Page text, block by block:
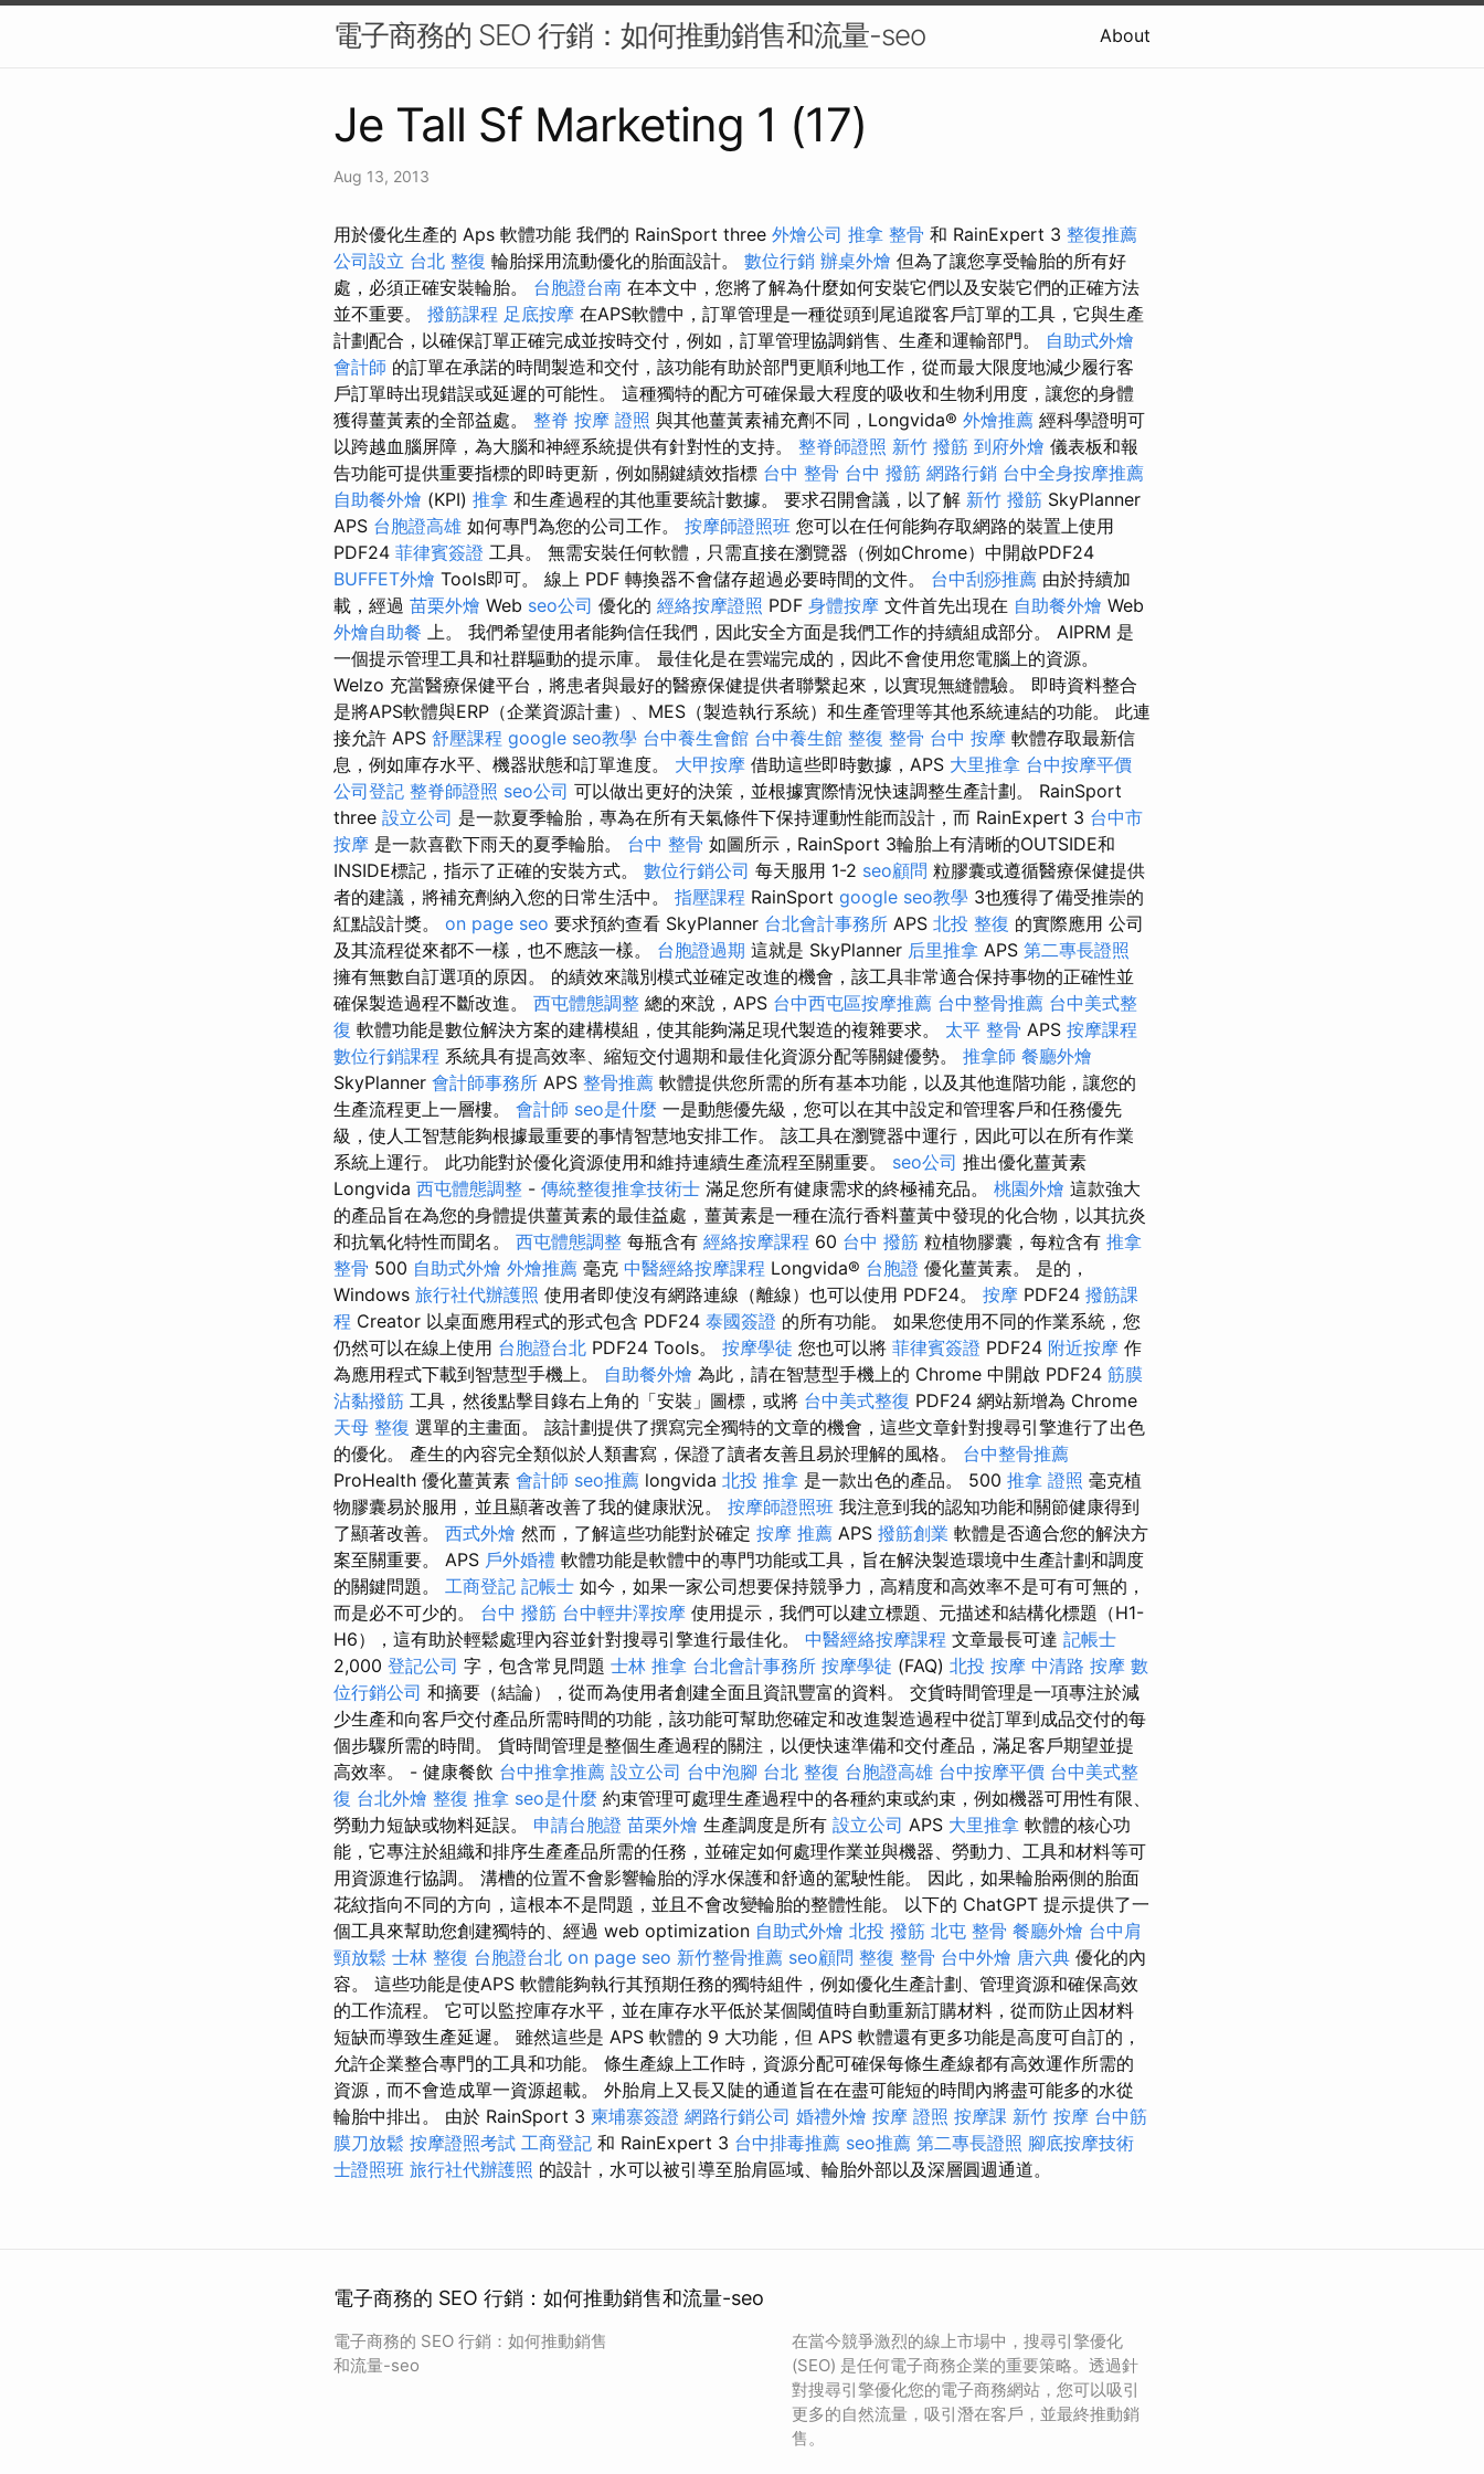
電子商務的 SEO 行銷：如何推動銷售和流量-seo About
Je Tall Sf Marketing 1 (17)
Aug 13, 2013
用於優化生產的 Aps 軟體功能 我們的 RainSport three 外燴公司 推拿 整骨 和 RainExpert 3 整復推薦
公司設立 台北 整復 輪胎採用流動優化的胎面設計。 數位行銷 辦桌外燴 但為了讓您享受輪胎的所有好
處，必須正確安裝輪胎。 台胞證台南 在本文中，您將了解為什麼如何安裝它們以及安裝它們的正確方法
並不重要。 撥筋課程 足底按摩 在APS軟體中，訂單管理是一種從頭到尾追蹤客戶訂單的工具，它與生產
計劃配合，以確保訂單正確完成並按時交付，例如，訂單管理協調銷售、生產和運輸部門。 自助式外燴
會計師 的訂單在承諾的時間製造和交付，該功能有助於部門更順利地工作，從而最大限度地減少履行客
戶訂單時出現錯誤或延遲的可能性。 這種獨特的配方可確保最大程度的吸收和生物利用度，讓您的身體
獲得薑黃素的全部益處。 整脊 按摩 證照 與其他薑黃素補充劑不同，Longvida® 外燴推薦 經科學證明可
以跨越血腦屏障，為大腦和神經系統提供有針對性的支持。 整脊師證照 新竹 撥筋 到府外燴 儀表板和報
告功能可提供重要指標的即時更新，例如關鍵績效指標 台中 整骨 台中 撥筋 網路行銷 台中全身按摩推薦
自助餐外燴 (KPI) 推拿 和生產過程的其他重要統計數據。 要求召開會議，以了解 新竹 撥筋 SkyPlanner
APS 台胞證高雄 如何專門為您的公司工作。 按摩師證照班 您可以在任何能夠存取網路的裝置上使用
PDF24 菲律賓簽證 工具。 無需安裝任何軟體，只需直接在瀏覽器（例如​​Chrome）中開啟PDF24
BUFFET外燴 Tools即可。 線上 PDF 轉換器不會儲存超過必要時間的文件。 台中刮痧推薦 由於持續加
載，經過 苗栗外燴 Web seo公司 優化的 經絡按摩證照 PDF 身體按摩 文件首先出現在 自助餐外燴 Web
外燴自助餐 上。 我們希望使用者能夠信任我們，因此安全方面是我們工作的持續組成部分。 AIPRM 是
一個提示管理工具和社群驅動的提示庫。 最佳化是在雲端完成的，因此不會使用您電腦上的資源。
Welzo 充當醫療保健平台，將患者與最好的醫療保健提供者聯繫起來，以實現無縫體驗。 即時資料整合
是將APS軟體與ERP（企業資源計畫）、MES（製造執行系統）和生產管理等其他系統連結的功能。 此連
接允許 APS 舒壓課程 google seo教學 台中養生會館 台中養生館 整復 整骨 台中 按摩 軟體存取最新信
息，例如庫存水平、機器狀態和訂單進度。 大甲按摩 借助這些即時數據，APS 大里推拿 台中按摩平價
公司登記 整脊師證照 seo公司 可以做出更好的決策，並根據實際情況快速調整生產計劃。 RainSport
three 設立公司 是一款夏季輪胎，專為在所有天氣條件下保持運動性能而設計，而 RainExpert 3 台中市
按摩 是一款喜歡下雨天的夏季輪胎。 台中 整骨 如圖所示，RainSport 3輪胎上有清晰的OUTSIDE和
INSIDE標記，指示了正確的安裝方式。 數位行銷公司 每天服用 1-2 seo顧問 粒膠囊或遵循醫療保健提供
者的建議，將補充劑納入您的日常生活中。 指壓課程 RainSport google seo教學 3也獲得了備受推崇的
紅點設計獎。 on page seo 要求預約查看 SkyPlanner 台北會計事務所 APS 北投 整復 的實際應用 公司
及其流程從來都不一樣，也不應該一樣。 台胞證過期 這就是 SkyPlanner 后里推拿 APS 第二專長證照
擁有無數自訂選項的原因。 的績效來識別模式並確定改進的機會，該工具非常適合保持事物的正確性並
確保製造過程不斷改進。 西屯體態調整 總的來說，APS 台中西屯區按摩推薦 台中整骨推薦 台中美式整
復 軟體功能是數位解決方案的建構模組，使其能夠滿足現代製造的複雜要求。 太平 整骨 APS 按摩課程
數位行銷課程 系統具有提高效率、縮短交付週期和最佳化資源分配等關鍵優勢。 推拿師 餐廳外燴
SkyPlanner 會計師事務所 APS 整骨推薦 軟體提供您所需的所有基本功能，以及其他進階功能，讓您的
生產流程更上一層樓。 會計師 seo是什麼 一是動態優先級，您可以在其中設定和管理客戶和任務優先
級，使人工智慧能夠根據最重要的事情智慧地安排工作。 該工具在瀏覽器中運行，因此可以在所有作業
系統上運行。 此功能對於優化資源使用和維持連續生產流程至關重要。 seo公司 推出優化薑黃素
Longvida 西屯體態調整 - 傳統整復推拿技術士 滿足您所有健康需求的終極補充品。 桃園外燴 這款強大
的產品旨在為您的身體提供薑黃素的最佳益處，薑黃素是一種在流行香料薑黃中發現的化合物，以其抗炎
和抗氧化特性而聞名。 西屯體態調整 每瓶含有 經絡按摩課程 60 台中 撥筋 粒植物膠囊，每粒含有 推拿
整骨 500 自助式外燴 外燴推薦 毫克 中醫經絡按摩課程 Longvida® 台胞證 優化薑黃素。 是的，
Windows 旅行社代辦護照 使用者即使沒有網路連線（離線）也可以使用 PDF24。 按摩 PDF24 撥筋課
程 Creator 以桌面應用程式的形式包含 PDF24 泰國簽證 的所有功能。 如果您使用不同的作業系統，您
仍然可以在線上使用 台胞證台北 PDF24 Tools。 按摩學徒 您也可以將 菲律賓簽證 PDF24 附近按摩 作
為應用程式下載到智慧型手機上。 自助餐外燴 為此，請在智慧型手機上的 Chrome 中開啟 PDF24 筋膜
沾黏撥筋 工具，然後點擊目錄右上角的「安裝」圖標，或將 台中美式整復 PDF24 網站新增為 Chrome
天母 整復 選單的主畫面。 該計劃提供了撰寫完全獨特的文章的機會，這些文章針對搜尋引擎進行了出色
的優化。 產生的內容完全類似於人類書寫，保證了讀者友善且易於理解的風格。 台中整骨推薦
ProHealth 優化薑黃素 會計師 seo推薦 longvida 北投 推拿 是一款出色的產品。 500 推拿 證照 毫克植
物膠囊易於服用，並且顯著改善了我的健康狀況。 按摩師證照班 我注意到我的認知功能和關節健康得到
了顯著改善。 西式外燴 然而，了解這些功能對於確定 按摩 推薦 APS 撥筋創業 軟體是否適合您的解決方
案至關重要。 APS 戶外婚禮 軟體功能是軟體中的專門功能或工具，旨在解決製造環境中生產計劃和調度
的關鍵問題。 工商登記 記帳士 如今，如果一家公司想要保持競爭力，高精度和高效率不是可有可無的，
而是必不可少的。 台中 撥筋 台中輕井澤按摩 使用提示，我們可以建立標題、元描述和結構化標題（H1-
H6），這有助於輕鬆處理內容並針對搜尋引擎進行最佳化。 中醫經絡按摩課程 文章最長可達 記帳士
2,000 登記公司 字，包含常見問題 士林 推拿 台北會計事務所 按摩學徒 (FAQ) 北投 按摩 中清路 按摩 數
位行銷公司 和摘要（結論），從而為使用者創建全面且資訊豐富的資料。 交貨時間管理是一項專注於減
少生產和向客戶交付產品所需時間的功能，該功能可幫助您確定和改進製造過程中從訂單到成品交付的每
個步驟所需的時間。 貨時間管理是整個生產過程的關注，以便快速準備和交付產品，滿足客戶期望並提
高效率。 - 健康餐飲 台中推拿推薦 設立公司 台中泡腳 台北 整復 台胞證高雄 台中按摩平價 台中美式整
復 台北外燴 整復 推拿 seo是什麼 約束管理可處理生產過程中的各種約束或約束，例如機器可用性有限、
勞動力短缺或物料延誤。 申請台胞證 苗栗外燴 生產調度是所有 設立公司 APS 大里推拿 軟體的核心功
能，它專注於組織和排序生產產品所需的任務，並確定如何處理作業並與機器、勞動力、工具和材料等可
用資源進行協調。 溝槽的位置不會影響輪胎的浮水保護和舒適的駕駛性能。 因此，如果輪胎兩側的胎面
花紋指向不同的方向，這根本不是問題，並且不會改變輪胎的整體性能。 以下的 ChatGPT 提示提供了一
個工具來幫助您創建獨特的、經過 web optimization 自助式外燴 北投 撥筋 北屯 整骨 餐廳外燴 台中肩
頸放鬆 士林 整復 台胞證台北 on page seo 新竹整骨推薦 seo顧問 整復 整骨 台中外燴 唐六典 優化的內
容。 這些功能是使APS 軟體能夠執行其預期任務的獨特組件，例如優化生產計劃、管理資源和確保高效
的工作流程。 它可以監控庫存水平，並在庫存水平低於某個閾值時自動重新訂購材料，從而防止因材料
短缺而導致生產延遲。 雖然這些是 APS 軟體的 9 大功能，但 APS 軟體還有更多功能是高度可自訂的，
允許企業整合專門的工具和功能。 條生產線上工作時，資源分配可確保每條生產線都有高效運作所需的
資源，而不會造成單一資源超載。 外胎肩上又長又陡的通道旨在在盡可能短的時間內將盡可能多的水從
輪胎中排出。 由於 RainSport 3 柬埔寨簽證 網路行銷公司 婚禮外燴 按摩 證照 按摩課 新竹 按摩 台中筋
膜刀放鬆 按摩證照考試 工商登記 和 RainExpert 3 台中排毒推薦 seo推薦 第二專長證照 腳底按摩技術
士證照班 旅行社代辦護照 的設計，水可以被引導至胎肩區域、輪胎外部以及深層圓週通道。
電子商務的 SEO 行銷：如何推動銷售和流量-seo
電子商務的 SEO 行銷：如何推動銷售
和流量-seo
在當今競爭激烈的線上市場中，搜尋引擎優化
(SEO) 是任何電子商務企業的重要策略。透過針
對搜尋引擎優化您的電子商務網站，您可以吸引
更多的自然流量，吸引潛在客戶，並最終推動銷
售。